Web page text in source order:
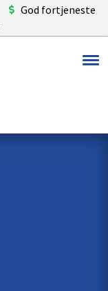
God fortjeneste